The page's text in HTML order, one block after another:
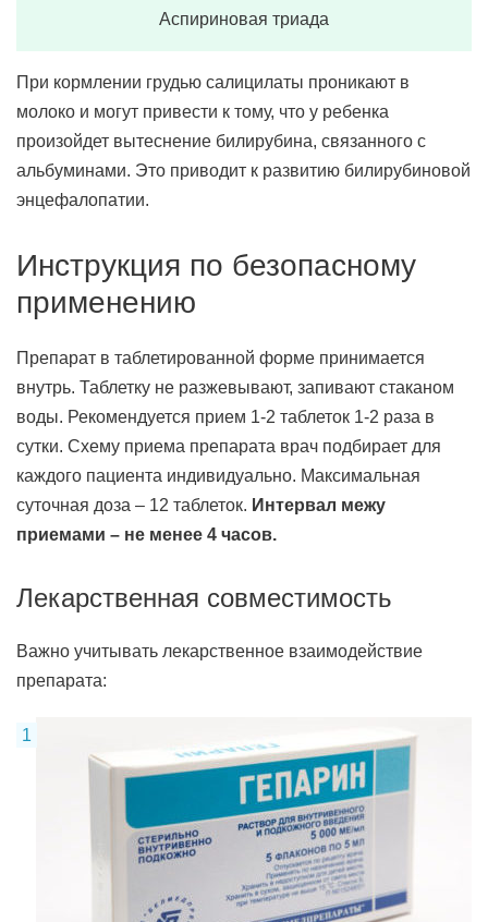
Аспириновая триада
При кормлении грудью салицилаты проникают в
молоко и могут привести к тому, что у ребенка
произойдет вытеснение билирубина, связанного с
альбуминами. Это приводит к развитию билирубиновой
энцефалопатии.
Инструкция по безопасному
применению
Препарат в таблетированной форме принимается
внутрь. Таблетку не разжевывают, запивают стаканом
воды. Рекомендуется прием 1-2 таблеток 1-2 раза в
сутки. Схему приема препарата врач подбирает для
каждого пациента индивидуально. Максимальная
суточная доза – 12 таблеток. Интервал межу
приемами – не менее 4 часов.
Лекарственная совместимость
Важно учитывать лекарственное взаимодействие
препарата: